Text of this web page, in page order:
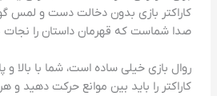
کاراکتر بازی بدون دخالت دست و لمس
صدا شماست که قهرمان داستان را
روال بازی خیلی ساده است، شما با بالا
کاراکتر را باید بین موانع حرکت دهید و